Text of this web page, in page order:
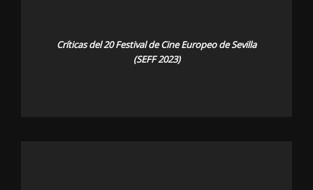
Críticas del 20 Festival de Cine Europeo de Sevilla
(SEFF 2023)